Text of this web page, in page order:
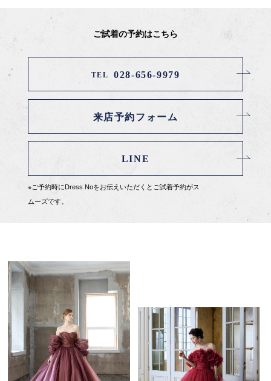
ご試着の予約はこちら
TEL 028-656-9979
来店予約フォーム
LINE
※ご予約時にDress Noをお伝えいただくとご試着予約がス
ムーズです。